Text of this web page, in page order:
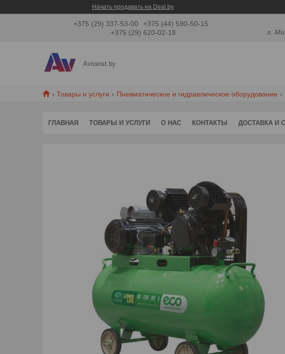
Начать продавать на Deal.by
+375 (29) 337-53-00
+375 (44) 590-50-15
+375 (29) 620-02-18
г.
Avtoinst.by
Товары и услуги Пневматическое и гидравлическое оборудование
ГЛАВНАЯ ТОВАРЫ И УСЛУГИ О НАС КОНТАКТЫ ДОСТАВКА И